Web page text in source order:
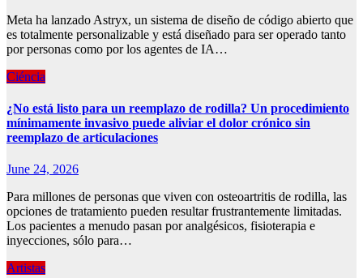
Meta ha lanzado Astryx, un sistema de diseño de código abierto que
es totalmente personalizable y está diseñado para ser operado tanto
por personas como por los agentes de IA…
Ciéncia
¿No está listo para un reemplazo de rodilla? Un procedimiento
mínimamente invasivo puede aliviar el dolor crónico sin
reemplazo de articulaciones
June 24, 2026
Para millones de personas que viven con osteoartritis de rodilla, las
opciones de tratamiento pueden resultar frustrantemente limitadas.
Los pacientes a menudo pasan por analgésicos, fisioterapia e
inyecciones, sólo para…
Artistas